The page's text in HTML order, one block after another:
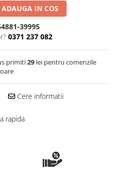
ADAUGA IN COS
39995
0371 237 082
primiti29lei pentru comenzile
Cere informatii
rapida